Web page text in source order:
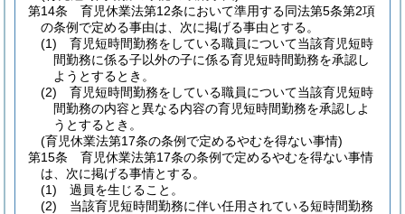
第14条
育児休業法第12条において準用する同法第5条第2項
の条例で定める事由は、次に掲げる事由とする。
(1)
育児短時間勤務をしている職員について当該育児短時
間勤務に係る子以外の子に係る育児短時間勤務を承認し
ようとするとき。
(2)
育児短時間勤務をしている職員について当該育児短時
間勤務の内容と異なる内容の育児短時間勤務を承認しよ
うとするとき。
(育児休業法第17条の条例で定めるやむを得ない事情)
第15条
育児休業法第17条の条例で定めるやむを得ない事情
は、次に掲げる事情とする。
(1)
過員を生じること。
(2)
当該育児短時間勤務に伴い任用されている短時間勤務